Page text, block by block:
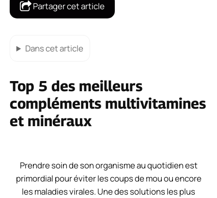
Partager cet article
Dans cet article
Top 5 des meilleurs
compléments multivitamines
et minéraux
Prendre soin de son organisme au quotidien est
primordial pour éviter les coups de mou ou encore
les maladies virales. Une des solutions les plus